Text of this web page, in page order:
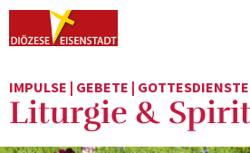
IMPULSE | GEBETE | GOTTESDIENSTE
Liturgie &